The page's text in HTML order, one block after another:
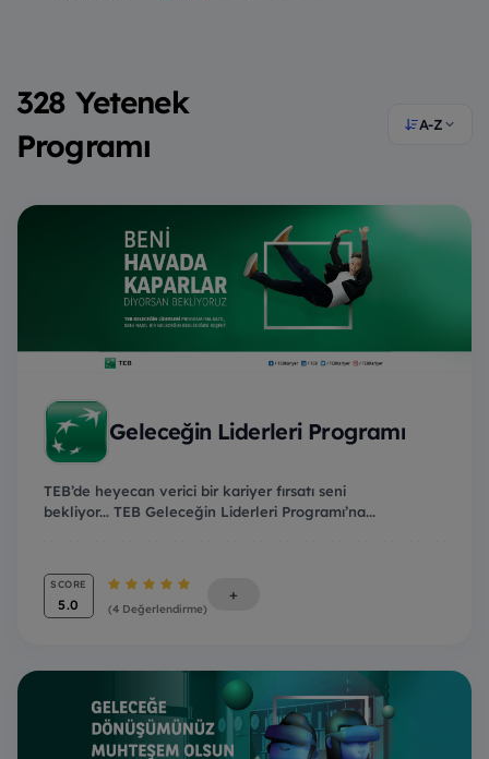
328 Yetenek
Programı
A-Z
Geleceğin Liderleri Programı
TEB’de heyecan verici bir kariyer fırsatı seni
bekliyor... TEB Geleceğin Liderleri Programı’na...
SCORE
5.0 (4 Değerlendirme)
+